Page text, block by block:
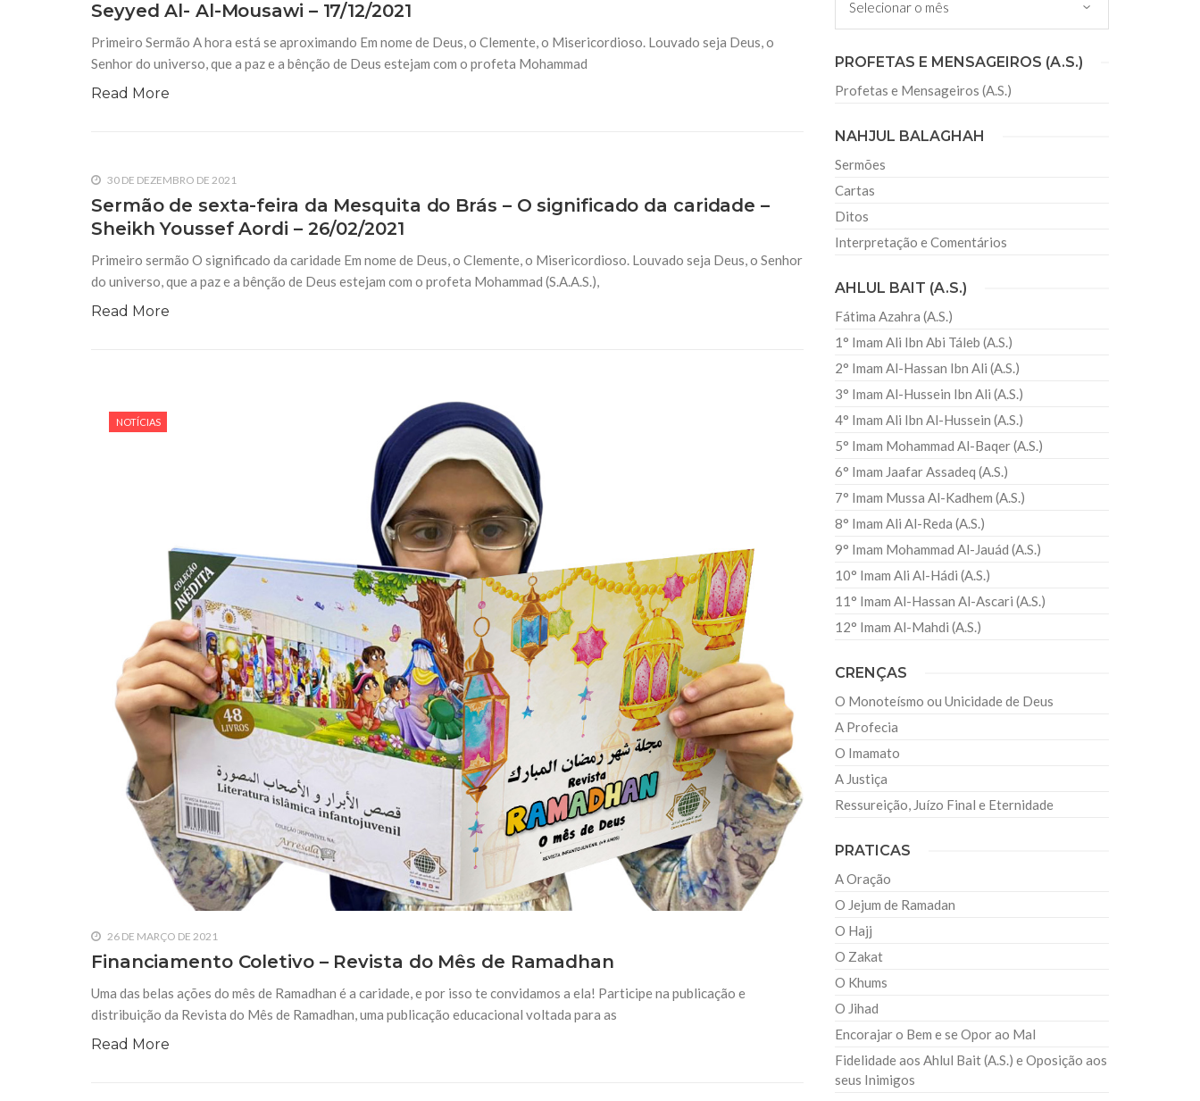
10 DE NOVEMBRO DE 2013
Em nome de Deus, o Clemente, o Misericordioso! Diante da data em que
relembramos o martírio do quarto Imam dos muçulmanos, o Imam Ali Ibn Al-
Hussein Ibn Ali Ibn Abi Táleb (A.S.), conhecido por “Zein Al-Ábidin” (Formosura
3 DE JULHO DE 2014
Centro Islâmico no Brasil recebe o ex-ministro das
Relações Exteriores da República Islâmica do Irã
Na noite da quinta-feira, 03 de Abril, o Centro Islâmico no Brasil recebeu em sua
sede, em São Paulo, o ex-ministro das Relações Exteriores da República Islâmica
Seyyed Al- Al-Mousawi – 17/12/2021
Primeiro Sermão A hora está se aproximando Em nome de Deus, o Clemente, o Misericordioso. Louvado seja Deus, o
Senhor do universo, que a paz e a bênção de Deus estejam com o profeta Mohammad
Read More
30 DE DEZEMBRO DE 2021
Sermão de sexta-feira da Mesquita do Brás – O significado da caridade –
Sheikh Youssef Aordi – 26/02/2021
Primeiro sermão O significado da caridade Em nome de Deus, o Clemente, o Misericordioso. Louvado seja Deus, o Senhor
do universo, que a paz e a bênção de Deus estejam com o profeta Mohammad (S.A.A.S.),
Read More
NOTÍCIAS
26 DE MARÇO DE 2021
Financiamento Coletivo – Revista do Mês de Ramadhan
Uma das belas ações do mês de Ramadhan é a caridade, e por isso te convidamos a ela! Participe na publicação e
distribuição da Revista do Mês de Ramadhan, uma publicação educacional voltada para as
Read More
PROFETAS E MENSAGEIROS (A.S.)
Profetas e Mensageiros (A.S.)
NAHJUL BALAGHAH
Sermões
Cartas
Ditos
Interpretação e Comentários
AHLUL BAIT (A.S.)
Fátima Azahra (A.S.)
1° Imam Ali Ibn Abi Táleb (A.S.)
2° Imam Al-Hassan Ibn Ali (A.S.)
3° Imam Al-Hussein Ibn Ali (A.S.)
4° Imam Ali Ibn Al-Hussein (A.S.)
5° Imam Mohammad Al-Baqer (A.S.)
6° Imam Jaafar Assadeq (A.S.)
7° Imam Mussa Al-Kadhem (A.S.)
8° Imam Ali Al-Reda (A.S.)
9° Imam Mohammad Al-Jauád (A.S.)
10° Imam Ali Al-Hádi (A.S.)
11° Imam Al-Hassan Al-Ascari (A.S.)
12° Imam Al-Mahdi (A.S.)
CRENÇAS
O Monoteísmo ou Unicidade de Deus
A Profecia
O Imamato
A Justiça
Ressureição, Juízo Final e Eternidade
PRATICAS
A Oração
O Jejum de Ramadan
O Hajj
O Zakat
O Khums
O Jihad
Encorajar o Bem e se Opor ao Mal
Fidelidade aos Ahlul Bait (A.S.) e Oposição aos
seus Inimigos